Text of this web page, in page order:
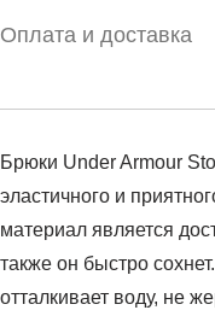
Оплата и доставка
Брюки Under Armour
эластичного и
материал является
также он быстро
отталкивает воду, не